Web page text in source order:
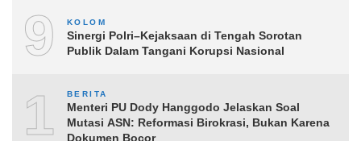
9 KOLOM
Sinergi Polri–Kejaksaan di Tengah Sorotan
Publik Dalam Tangani Korupsi Nasional
10BERITA
Menteri PU Dody Hanggodo Jelaskan Soal
Mutasi ASN: Reformasi Birokrasi, Bukan Karena
Dokumen Bocor